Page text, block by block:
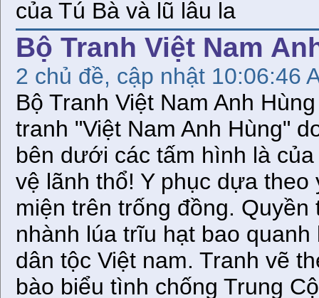
của Tú Bà và lũ lâu la
Bộ Tranh Việt Nam
2 chủ đề, cập nhật 10:06:46
Bộ Tranh Việt Nam Anh Hùng Xin giới thiệu đến bạn đọc bộ tranh "Việt Nam Anh Hùng" do Viet Toon thực hiện. Lời chú thích bên dưới các tấm hình là của tác giả.BBT WebVT Mẹ Âu Cơ bảo vệ lãnh thổ! Y phục dựa theo y phục đồng bào miền núi và vương miện trên trống đồng. Quyền trượng có hoa sen làm đài nâng 2 nhành lúa trĩu hạt bao quanh bản đồ Việt nam – tượng trưng cho dân tộc Việt nam. Tranh vẽ theo lối fantasy và vẽ nhân dịp đồng bào biểu tình chống Trung Cộng tại Sài gòn và Hà nội tháng 5, và 6, 2011 Cha Lạc Long Quân bảo vệ lãnh hải! Tranh vẽ theo lối fantasy và vẽ nhân dịp đồng bào biểu tình chống Trung Cộng tại Sài gòn và Hà nội tháng 5, và 6, 2011. Cha Lạc Long Quân cầm giáo loại săn cá của ngư dân. Bán thân là rồng. Hai anh em dũng tướng nhà Lê là Đinh Lễ – Đinh Liệt. Tranh vẽ theo lối truyện tranh tân thời với hai con hổ tượng trương cho hai mãnh hổ tướng Đinh Lễ, Đinh Liệt. An Dương Vương Thục Phán chém yêu tinh gà trắng xây thành Cổ Loa với sự trợ giúp của thần Kim Qui. Gà trắng có lúc là biểu tượng của Tàu. Tranh vẽ theo lối fantasy art. Y phục của An Dương Vương phỏng tác theo hình ghi khắc trên trống đồng. Bùi Thị Xuân tại pháp trường. Tranh ghi nhận lại phút oanh liệt của bà. Nhưng thể hiện theo lối fantasy art và luật phối cảnh của truyện tranh hiện đại với hàm ý bà như đã hoàn thành xong vai trò và nhẹ nhàng, thanh thản trở về trời. Chinh phụ tiễn chồng tòng chinh – Lệnh vua hành quân trống kêu dồn, Quan với quân lên đường, Đoàn ngựa xe cuối cùng, Vừa đuổi theo lối sông. Phiá cách quan xa trường, Quan với quân lên đường, Hàng cờ theo trống dồn Ngoài sườn non cuối thôn, Phất phơ ngập trời bay….(Hòng Vọng Phu 1) Chinh Phụ bế con trông chồng với bối cảnh thác Bản Giốc Cao Bằng, đây cũng là nơi có đá Vọng Phu – Có ai xuôi vạn lý nhắn đôi câu giúp nàng, Lấy cây hương thật quý, thắp lên thương tiếc chàng. (Hòng Vọng Phu 2) Đặng Dung dưới trăng mài gươm là một hình ảnh bi hùng trong lịch sử và thi ca (qua bài thơ Thuật Hoài nổi tiếng của ông) Tranh vẽ theo lối phối cảnh truyện tranh hiện đại. Hình ảnh thân thể Đặng Dung lực lưỡng tráng kiện không chỉ miêu tả ông thực vốn là người giỏi võ nghệ mà còn ý kêu gọi người Việt nam phải văn võ song toàn. (body and mind) Đặng Tất – Tướng tài đời hậu Trần (cha của Đặng Dung) Ông đã lãnh đạo quân đội nhà hậu Trần đánh tan quân Minh tại trận Cô Bô – 1 chiến tích oanh liệt của ông. Tranh vẽ lại cảnh Đặng Tất tại Cô Bô. Y giáp dựa vào y giáp nhà Trần. Đinh Tiên Hoàng Đinh Bộ Lĩnh được biết tới tài năng quân sự khi còn nhỏ tuổi đã bày trò cỡi trâu đánh trận. Tranh vẽ theo lối fantasy art với ý tưởng đưa hình ảnh cỡi trâu và cờ lau gắn bó với Đinh Bộ Lĩnh. Tranh cũng muốn đưa ý niệm thần thánh hóa những anh hùng lịch sử Việt nam, không chịu thua kém Trung Hoa. Đinh Công Tráng và Phạm Bành cùng nghĩa quân tại căn cứ Ba Đình được bao bọc bởi lũy tre dày. Lá cờ của triều Nguyễn và phong trào hưởng ứng hịch Cần Vương. Vua Gia Long Nguyễn Ánh – Thống nhất đất nước sau bao năm dài gian khổ chiến tranh, nội chiến. Tranh vẽ theo di ảnh của ông. Dùng bối cảnh kinh thành Huế vì ông lập kinh đô tại Huế (giảm thanh thế của Thăng Long) và ảnh bản đồ đất nước vào triều đại của ông. Hai chữ Việt Nam tên đất nước cũng từ triều của ông mà có tới nay. Hồ Quý Ly và con Hồ Nguyên Trừng. Thời đại nhà Hồ được biết đến bởi Những cải cách mới và nhất là sự phát minh súng thần cơ (hỏa pháo cải tiến) và thuyền cổ lâu (thuyền chiến lớn có hai tầng) Hoàng Diệu trong trận tử chiến giữ thành Hà Nội. Di ảnh của ông được dùng trong tranh. Bộ y giáp của triều Nguyễn còn lưu lại tại viện bảo tàng. Cảnh Pháp đánh thành Hà Nội phỏng theo tranh vẽ của sách sử của Pháp Hùm Thiêng Yên Thế Hoàng Hoa Thám. Dùng di ảnh thật của ông đưa vào tranh. Hội Nghị Diên Hồng.